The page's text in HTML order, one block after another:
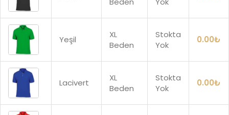
Yeşil
XL
Beden
Stokta
Yok
0.00₺
Lacivert
XL
Beden
Stokta
Yok
0.00₺